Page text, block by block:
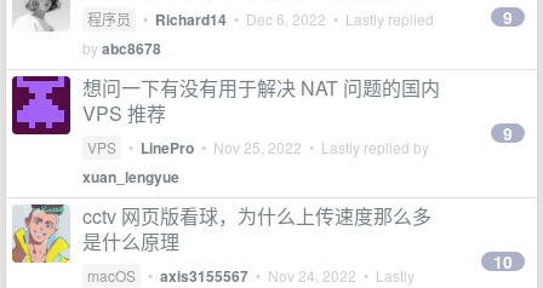
程序员 • Richard14 • Dec 6, 2022 • Lastly replied
byabc8678
9
想问一下有没有用于解决 NAT 问题的国内
VPS 推荐
VPS • LinePro • Nov 25, 2022 • Lastly replied by
xuan_lengyue
9
cctv 网页版看球，为什么上传速度那么多
是什么原理
macOS • axis3155567 • Nov 24, 2022 • Lastly
10